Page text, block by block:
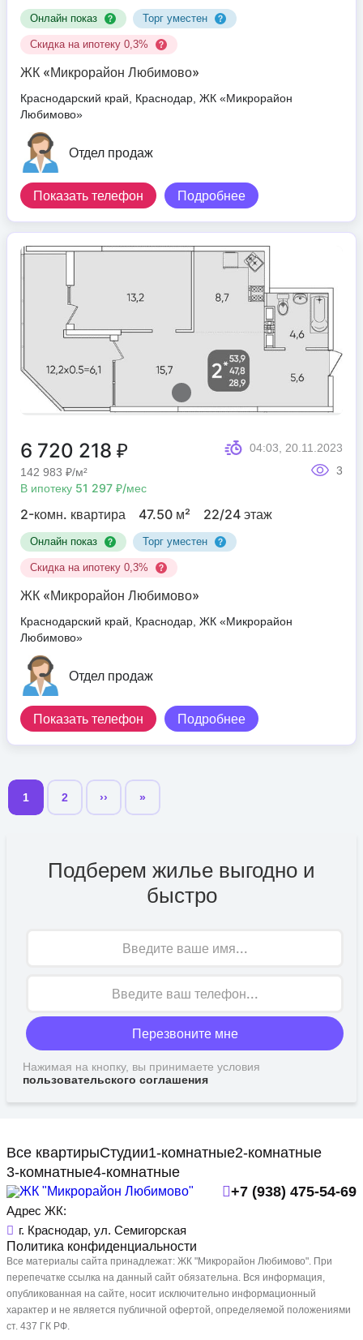
Онлайн показ Торг уместен
Скидка на ипотеку 0,3%
ЖК «Микрорайон Любимово»
Краснодарский край, Краснодар, ЖК «Микрорайон
Любимово»
Отдел продаж
Показать телефон Подробнее
04:03, 20.11.2023
6 720 218 ₽
142 983 ₽/м²
В ипотеку 51 297 ₽/мес
2-комн. квартира 47.50 м² 22/24 этаж
Онлайн показ Торг уместен
Скидка на ипотеку 0,3%
ЖК «Микрорайон Любимово»
Краснодарский край, Краснодар, ЖК «Микрорайон
Любимово»
Отдел продаж
Показать телефон Подробнее
3
Текущая
страница
1 Страница
2 ››
Последняя
страница
»
Подберем жилье выгодно и
быстро
Перезвоните мне
Нажимая на кнопку, вы принимаете условия
пользовательского соглашения
Все квартирыСтудии1-комнатные2-комнатные
3-комнатные4-комнатные
Адрес ЖК:
г. Краснодар, ул. Семигорская
+7 (938) 475-54-69
Политика конфиденциальности
Все материалы сайта принадлежат: ЖК "Микрорайон Любимово". При
перепечатке ссылка на данный сайт обязательна. Вся информация,
опубликованная на сайте, носит исключительно информационный
характер и не является публичной офертой, определяемой положениями
ст. 437 ГК РФ.